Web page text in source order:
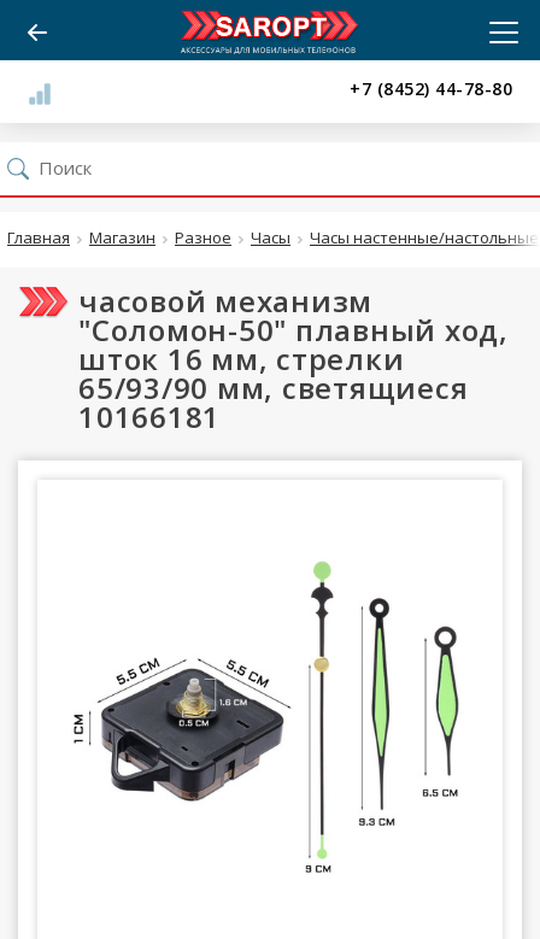
+7 (8452) 44-78-80
Главная Магазин Разное Часы Часы настенные/
часовой механизм
"Соломон-50" плавный ход,
шток 16 мм, стрелки
65/93/90 мм, светящиеся
10166181